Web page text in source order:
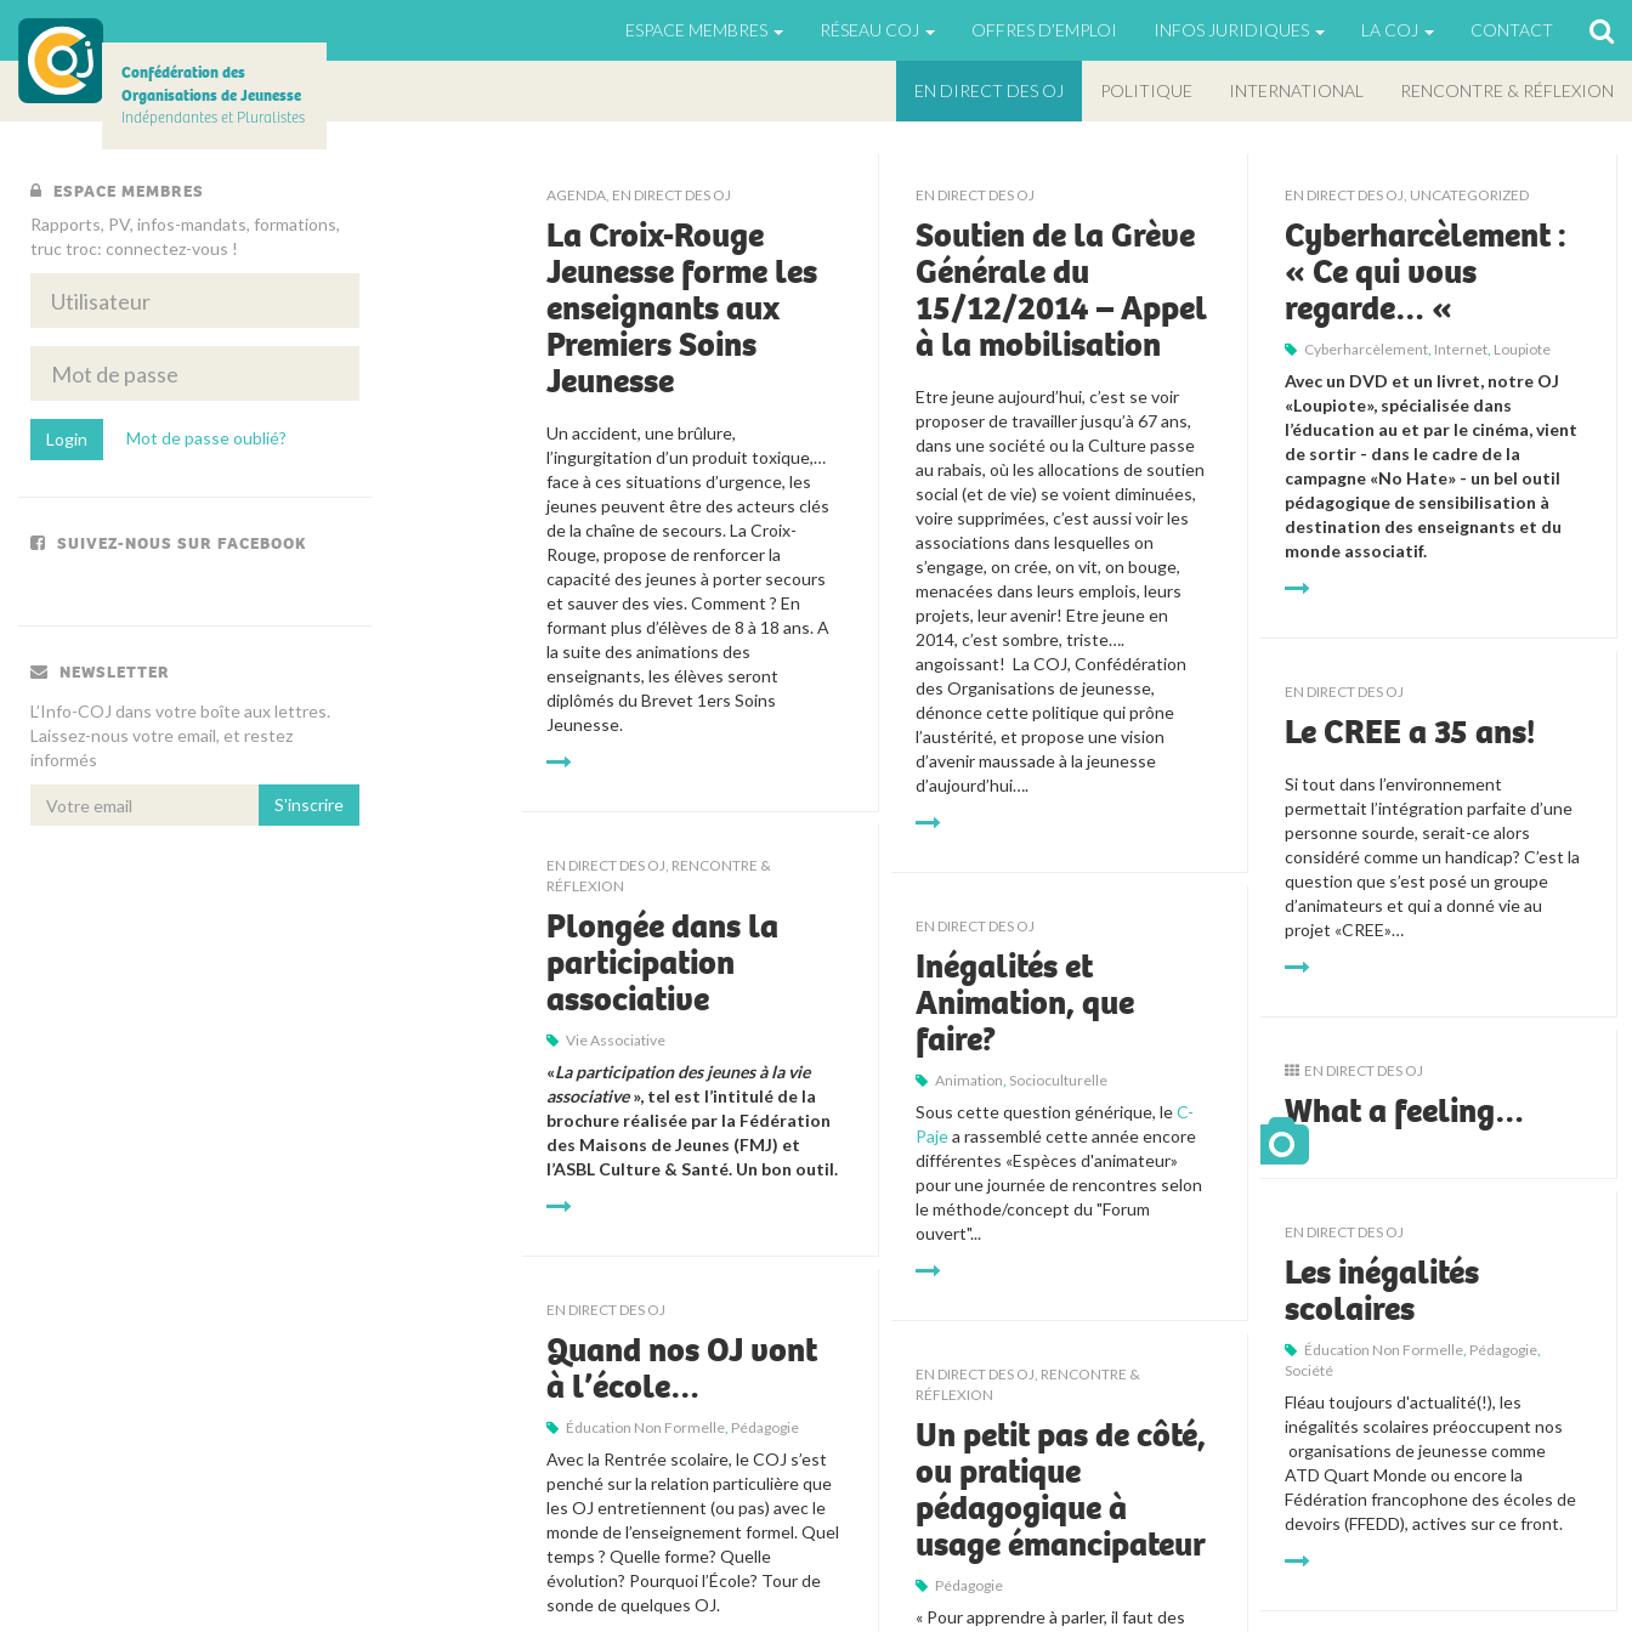
ESPACE MEMBRES RÉSEAU COJ OFFRES D’EMPLOI INFOS JURIDIQUES LA COJ CONTACT
Confédération des
Organisations de Jeunesse
Indépendantes et Pluralistes
EN DIRECT DES OJ POLITIQUE INTERNATIONAL RENCONTRE & RÉFLEXION
AGENDA EN DIRECT DES OJ
La Croix-Rouge
Jeunesse forme les
enseignants aux
Premiers Soins
Jeunesse
Un accident, une brûlure,
l’ingurgitation d’un produit toxique,…
face à ces situations d’urgence, les
jeunes peuvent être des acteurs clés
de la chaîne de secours. La Croix-
Rouge, propose de renforcer la
capacité des jeunes à porter secours
et sauver des vies. Comment ? En
formant plus d’élèves de 8 à 18 ans. A
la suite des animations des
enseignants, les élèves seront
diplômés du Brevet 1ers Soins
Jeunesse.
EN DIRECT DES OJ
Soutien de la Grève
Générale du
15/12/2014 – Appel
à la mobilisation
Etre jeune aujourd’hui, c’est se voir
proposer de travailler jusqu’à 67 ans,
dans une société ou la Culture passe
au rabais, où les allocations de soutien
social (et de vie) se voient diminuées,
voire supprimées, c’est aussi voir les
associations dans lesquelles on
s’engage, on crée, on vit, on bouge,
menacées dans leurs emplois, leurs
projets, leur avenir! Etre jeune en
2014, c’est sombre, triste….
angoissant!  La COJ, Confédération
des Organisations de jeunesse,
dénonce cette politique qui prône
l’austérité, et propose une vision
d’avenir maussade à la jeunesse
d’aujourd’hui….
EN DIRECT DES OJ UNCATEGORIZED
Cyberharcèlement :
« Ce qui vous
regarde… «
Cyberharcèlement Internet Loupiote
Avec un DVD et un livret, notre OJ
«Loupiote», spécialisée dans
l’éducation au et par le cinéma, vient
de sortir - dans le cadre de la
campagne «No Hate» - un bel outil
pédagogique de sensibilisation à
destination des enseignants et du
monde associatif.
EN DIRECT DES OJ
Le CREE a 35 ans!
Si tout dans l’environnement
permettait l’intégration parfaite d’une
personne sourde, serait-ce alors
considéré comme un handicap? C’est la
question que s’est posé un groupe
d’animateurs et qui a donné vie au
projet «CREE»…
EN DIRECT DES OJ RENCONTRE &
RÉFLEXION
Plongée dans la
participation
associative
Vie Associative
«La participation des jeunes à la vie
associative », tel est l’intitulé de la
brochure réalisée par la Fédération
des Maisons de Jeunes (FMJ) et
l’ASBL Culture & Santé. Un bon outil.
EN DIRECT DES OJ
Inégalités et
Animation, que
faire?
Animation Socioculturelle
Sous cette question générique, le C-
Paje a rassemblé cette année encore
différentes «Espèces d'animateur»
pour une journée de rencontres selon
le méthode/concept du "Forum
ouvert"...
EN DIRECT DES OJ
What a feeling…
EN DIRECT DES OJ
Les inégalités
scolaires
Éducation Non Formelle Pédagogie
Société
Fléau toujours d'actualité(!), les
inégalités scolaires préoccupent nos
organisations de jeunesse comme
ATD Quart Monde ou encore la
Fédération francophone des écoles de
devoirs (FFEDD), actives sur ce front.
EN DIRECT DES OJ
Quand nos OJ vont
à l’école…
Éducation Non Formelle Pédagogie
Avec la Rentrée scolaire, le COJ s’est
penché sur la relation particulière que
les OJ entretiennent (ou pas) avec le
monde de l’enseignement formel. Quel
temps ? Quelle forme? Quelle
évolution? Pourquoi l’École? Tour de
sonde de quelques OJ.
EN DIRECT DES OJ RENCONTRE &
RÉFLEXION
Un petit pas de côté,
ou pratique
pédagogique à
usage émancipateur
Pédagogie
« Pour apprendre à parler, il faut des
ESPACE MEMBRES
Rapports, PV, infos-mandats, formations,
truc troc: connectez-vous !
Mot de passe oublié?
SUIVEZ-NOUS SUR FACEBOOK
NEWSLETTER
L’Info-COJ dans votre boîte aux lettres.
Laissez-nous votre email, et restez
informés
S'inscrire